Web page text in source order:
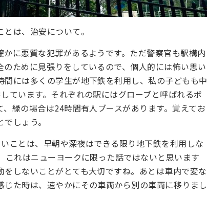
は、治安について。
に悪質な犯罪があるようです。ただ警察官も駅構内
ために見張りをしているので、個人的には怖い思い
には多くの学生が地下鉄を利用し、私の子どもも中
ています。それぞれの駅にはグローブと呼ばれるボ
緑の場合は24時間有人ブースがあります。覚えてお
しょう。
ことは、早朝や深夜はできる限り地下鉄を利用しな
これはニューヨークに限った話ではないと思います
しないことがとても大切ですね。あとは車内で変な
た時は、速やかにその車両から別の車両に移りまし